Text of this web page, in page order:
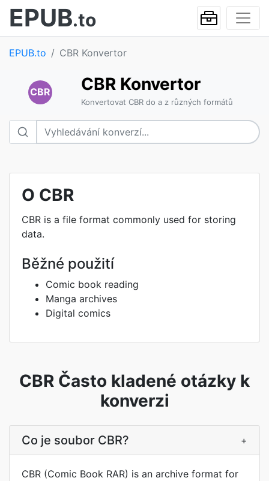
EPUB.to
EPUB.to CBR Konvertor
CBR CBR Konvertor
Konvertovat CBR do a z různých formátů
O CBR
CBR is a file format commonly used for storing
data.
Běžné použití
Comic book reading
Manga archives
Digital comics
CBR Často kladené otázky k
konverzi
Co je soubor CBR? +
CBR (Comic Book RAR) is an archive format for